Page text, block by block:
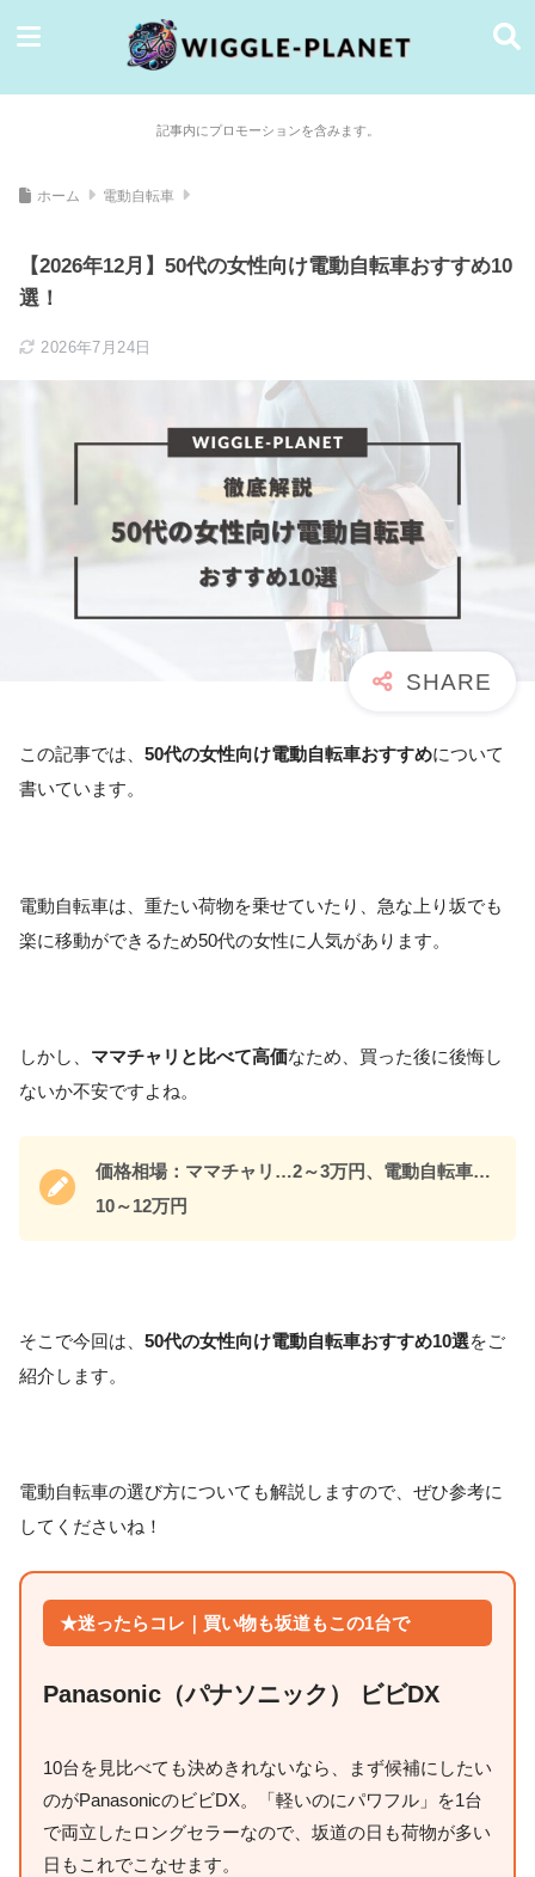
記事内にプロモーションを含みます。
ホーム 電動自転車
【2026年12月】50代の女性向け電動自転車おすすめ10
選！
2026年7月24日
この記事では、 50代の女性向け電動自転車おすすめについて
書いています。
電動自転車は、重たい荷物を乗せていたり、急な上り坂でも
楽に移動ができるため50代の女性に人気があります。
しかし、 ママチャリと比べて高価なため、買った後に後悔し
ないか不安ですよね。
価格相場：ママチャリ…2～3万円、電動自転車…
10～12万円
そこで今回は、 50代の女性向け電動自転車おすすめ10選をご
紹介します。
電動自転車の選び方についても解説しますので、ぜひ参考に
してくださいね！
★迷ったらコレ｜買い物も坂道もこの1台で
Panasonic（パナソニック） ビビDX
10台を見比べても決めきれないなら、まず候補にしたい
のがPanasonicのビビDX。「軽いのにパワフル」を1台
で両立したロングセラーなので、坂道の日も荷物が多い
日もこれでこなせます。